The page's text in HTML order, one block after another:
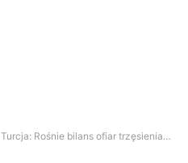
Turcja: Rośnie bilans ofiar trzęsienia ziemi. Zginęło ponad 5 tysięcy ludzi.